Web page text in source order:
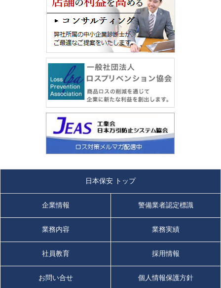
日本保安 トップ
企業情報 警備業者認定標識
業務内容 業務実績
社員教育 採用情報
お問い合せ 個人情報保護方針